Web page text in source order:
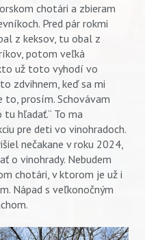
chotári a zbieram
Pred pár rokmi
z keksov, tu obal z
potom veľká
už toto vyhodí vo
zdvihnem, keď sa mi
to, prosím. Schovávam
hľadať.“ To ma
pre deti vo vinohradoch.
nečakane v roku 2024,
o vinohrady. Nebudem
chotári, v ktorom je už i
Nápad s veľkonočným